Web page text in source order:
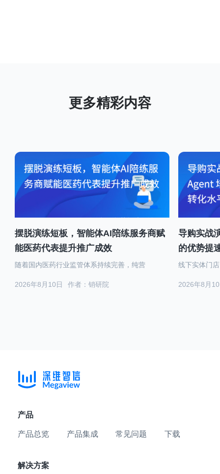
摆脱演练短板，智能体AI陪练服务商赋
能医药代表提升推广成效
作者：销研院
2026年8月10日
随着国内医药行业监管体系持续完善，纯营
导购实战
的优势提
2026年8月
线下实体门
产品
产品总览 产品集成 常见问题 下载
解决方案